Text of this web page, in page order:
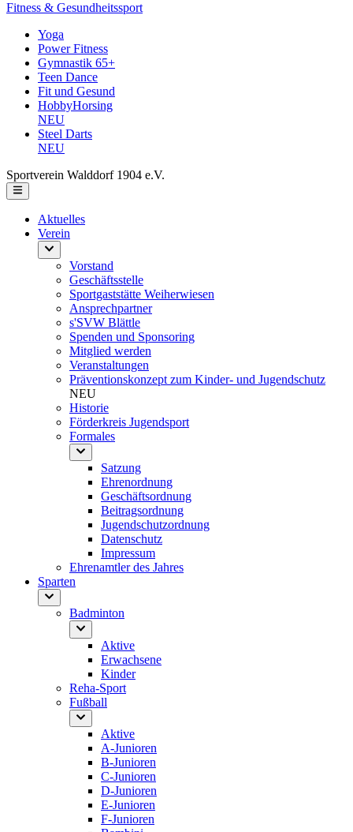
Fitness & Gesundheitssport
Yoga
Power Fitness
Gymnastik 65+
Teen Dance
Fit und Gesund
HobbyHorsing
NEU
Steel Darts
NEU
Sportverein Walddorf 1904 e.V.
Aktuelles
Verein
Vorstand
Geschäftsstelle
Sportgaststätte Weiherwiesen
Ansprechpartner
s'SVW Blättle
Spenden und Sponsoring
Mitglied werden
Veranstaltungen
Präventionskonzept zum Kinder- und Jugendschutz
NEU
Historie
Förderkreis Jugendsport
Formales
Satzung
Ehrenordnung
Geschäftsordnung
Beitragsordnung
Jugendschutzordnung
Datenschutz
Impressum
Ehrenamtler des Jahres
Sparten
Badminton
Aktive
Erwachsene
Kinder
Reha-Sport
Fußball
Aktive
A-Junioren
B-Junioren
C-Junioren
D-Junioren
E-Junioren
F-Junioren